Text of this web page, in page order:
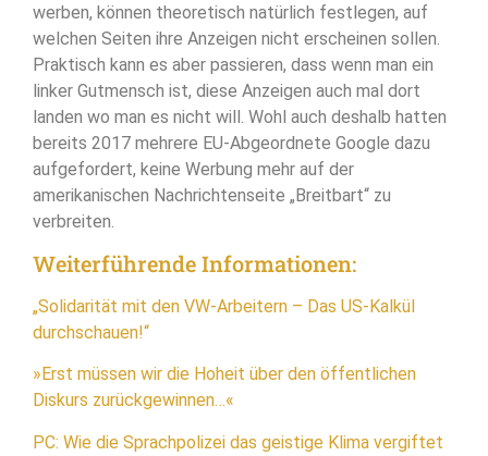
werben, können theoretisch natürlich festlegen, auf
welchen Seiten ihre Anzeigen nicht erscheinen sollen.
Praktisch kann es aber passieren, dass wenn man ein
linker Gutmensch ist, diese Anzeigen auch mal dort
landen wo man es nicht will. Wohl auch deshalb hatten
bereits 2017 mehrere EU-Abgeordnete Google dazu
aufgefordert, keine Werbung mehr auf der
amerikanischen Nachrichtenseite „Breitbart“ zu
verbreiten.
Weiterführende Informationen:
„Solidarität mit den VW-Arbeitern – Das US-Kalkül
durchschauen!“
»Erst müssen wir die Hoheit über den öffentlichen
Diskurs zurückgewinnen…«
PC: Wie die Sprachpolizei das geistige Klima vergiftet